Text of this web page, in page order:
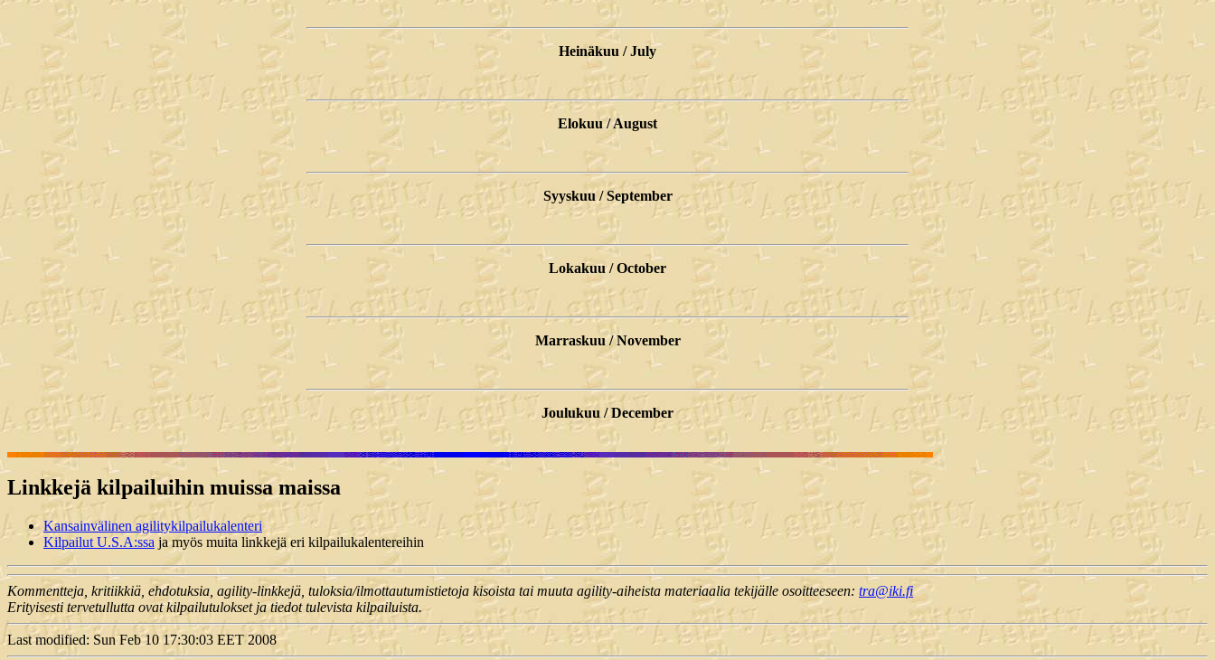
Heinäkuu / July
Elokuu / August
Syyskuu / September
Lokakuu / October
Marraskuu / November
Joulukuu / December
Linkkejä kilpailuihin muissa maissa
Kansainvälinen agilitykilpailukalenteri
Kilpailut U.S.A:ssa ja myös muita linkkejä eri kilpailukalentereihin
Kommentteja, kritiikkiä, ehdotuksia, agility-linkkejä, tuloksia/ilmottautumistietoja kisoista tai muuta agility-aiheista materiaalia tekijälle osoitteeseen: tra@iki.fi
Erityisesti tervetullutta ovat kilpailutulokset ja tiedot tulevista kilpailuista.
Last modified: Sun Feb 10 17:30:03 EET 2008